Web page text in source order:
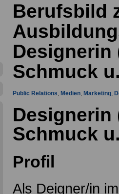
Berufsbild
Designerin
Schmuck
Public Relations, Medien, Marketing,
Designerin
Schmuck
Profil
Als Deigner/in